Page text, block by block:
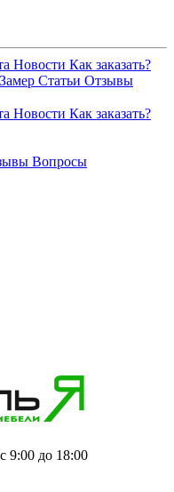
Новости Как заказать?
Замер Статьи Отзывы
Новости Как заказать?
Вопросы
9:00 до 18:00